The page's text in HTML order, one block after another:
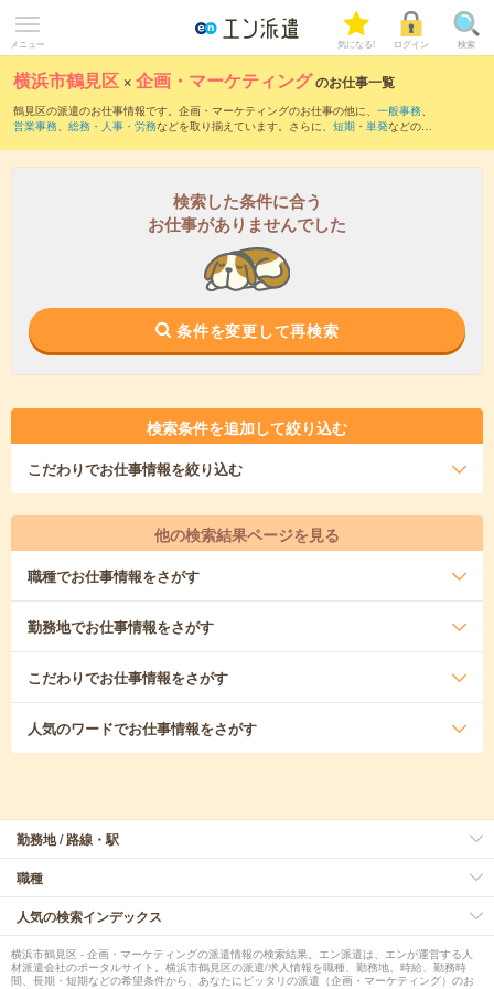
メニュー 気になる! ログイン 検索
横浜市鶴見区 ×企画・マーケティングのお仕事一覧
鶴見区の派遣のお仕事情報です。企画・マーケティングのお仕事の他に、 一般事務、
営業事務、 総務・人事・労務などを取り揃えています。さらに、 短期 ・ 単発などの期
検索した条件に合う
お仕事がありませんでした
条件を変更して再検索
検索条件を追加して絞り込む
こだわりでお仕事情報を絞り込む
他の検索結果ページを見る
職種でお仕事情報をさがす
勤務地でお仕事情報をさがす
こだわりでお仕事情報をさがす
人気のワードでお仕事情報をさがす
勤務地 / 路線・駅
職種
人気の検索インデックス
横浜市鶴見区 - 企画・マーケティングの派遣情報の検索結果。エン派遣は、エンが運営する人
材派遣会社のポータルサイト。横浜市鶴見区の派遣/求人情報を職種、勤務地、時給、勤務時
間、長期・短期などの希望条件から、あなたにピッタリの派遣（企画・マーケティング）のお